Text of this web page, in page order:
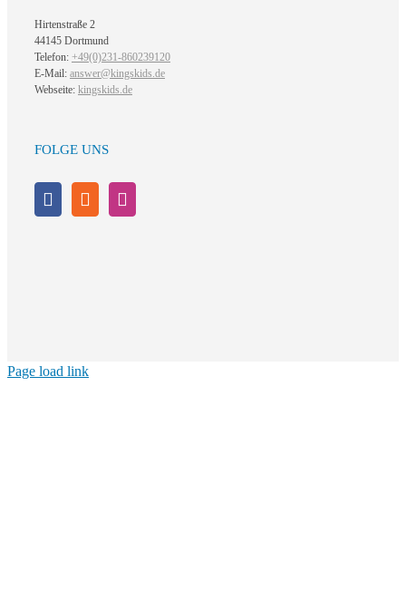
Hirtenstraße 2
44145 Dortmund
Telefon: +49(0)231-860239120
E-Mail: answer@kingskids.de
Webseite: kingskids.de
FOLGE UNS
Page load link